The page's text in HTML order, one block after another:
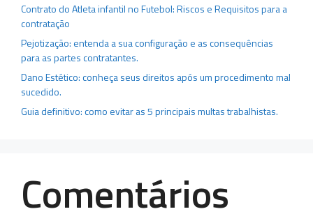
Contrato do Atleta infantil no Futebol: Riscos e Requisitos para a
contratação
Pejotização: entenda a sua configuração e as consequências
para as partes contratantes.
Dano Estético: conheça seus direitos após um procedimento mal
sucedido.
Guia definitivo: como evitar as 5 principais multas trabalhistas.
Comentários